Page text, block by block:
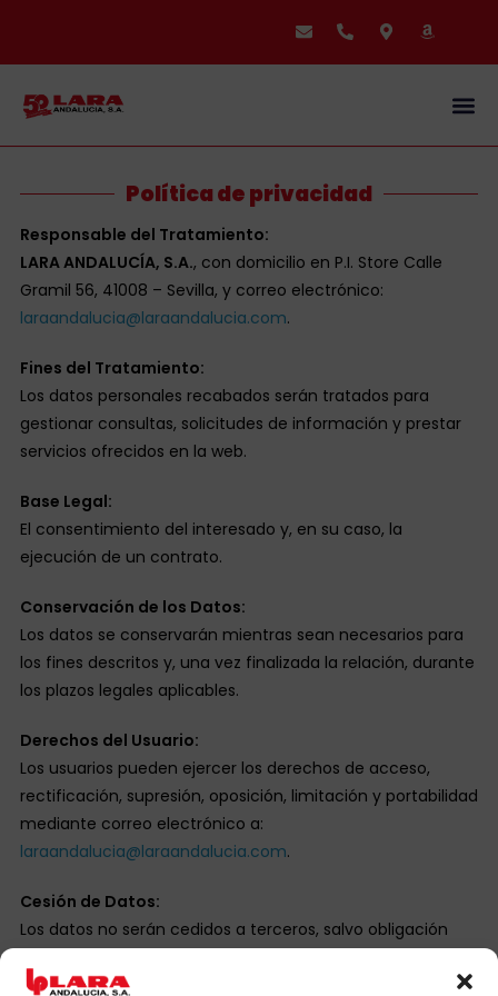
Política de privacidad
Responsable del Tratamiento:
LARA ANDALUCÍA, S.A., con domicilio en P.I. Store Calle
Gramil 56, 41008 – Sevilla, y correo electrónico:
laraandalucia@laraandalucia.com.
Fines del Tratamiento:
Los datos personales recabados serán tratados para
gestionar consultas, solicitudes de información y prestar
servicios ofrecidos en la web.
Base Legal:
El consentimiento del interesado y, en su caso, la
ejecución de un contrato.
Conservación de los Datos:
Los datos se conservarán mientras sean necesarios para
los fines descritos y, una vez finalizada la relación, durante
los plazos legales aplicables.
Derechos del Usuario:
Los usuarios pueden ejercer los derechos de acceso,
rectificación, supresión, oposición, limitación y portabilidad
mediante correo electrónico a:
laraandalucia@laraandalucia.com.
Cesión de Datos:
Los datos no serán cedidos a terceros, salvo obligación